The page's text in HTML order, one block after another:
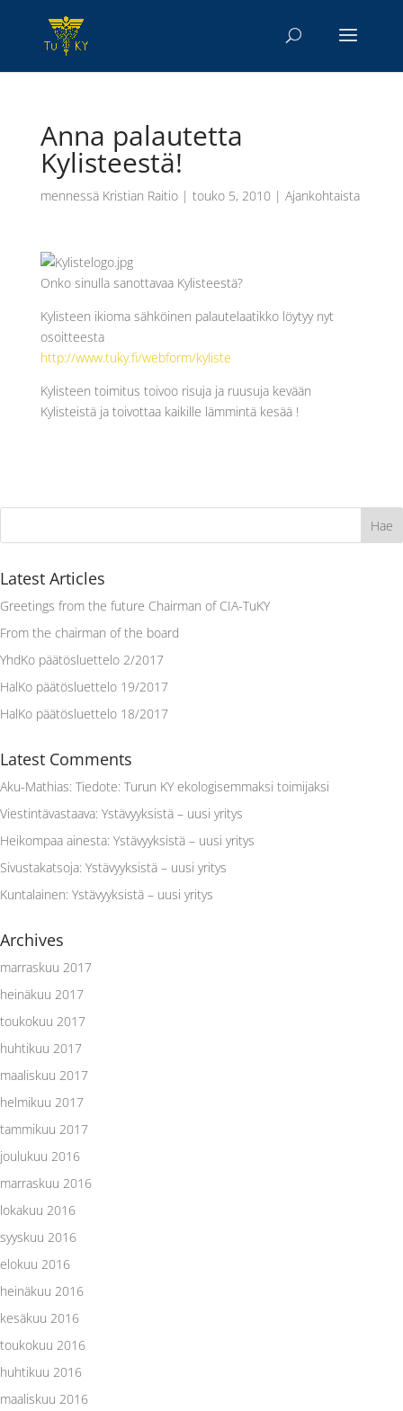
Anna palautetta
Kylisteestä!
mennessä Kristian Raitio| touko 5, 2010 | Ajankohtaista
Onko sinulla sanottavaa Kylisteestä?
Kylisteen ikioma sähköinen palautelaatikko löytyy nyt
osoitteesta
http://www.tuky.fi/webform/kyliste
Kylisteen toimitus toivoo risuja ja ruusuja kevään
Kylisteistä ja toivottaa kaikille lämmintä kesää !
Latest Articles
Greetings from the future Chairman of CIA-TuKY
From the chairman of the board
YhdKo päätösluettelo 2/2017
HalKo päätösluettelo 19/2017
HalKo päätösluettelo 18/2017
Latest Comments
Aku-Mathias: Tiedote: Turun KY ekologisemmaksi toimijaksi
Viestintävastaava: Ystävyyksistä – uusi yritys
Heikompaa ainesta: Ystävyyksistä – uusi yritys
Sivustakatsoja: Ystävyyksistä – uusi yritys
Kuntalainen: Ystävyyksistä – uusi yritys
Archives
marraskuu 2017
heinäkuu 2017
toukokuu 2017
huhtikuu 2017
maaliskuu 2017
helmikuu 2017
tammikuu 2017
joulukuu 2016
marraskuu 2016
lokakuu 2016
syyskuu 2016
elokuu 2016
heinäkuu 2016
kesäkuu 2016
toukokuu 2016
huhtikuu 2016
maaliskuu 2016